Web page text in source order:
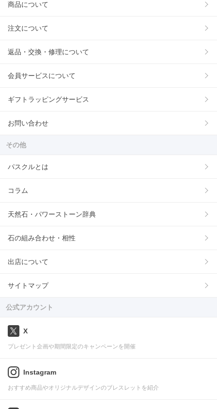
商品について
注文について
返品・交換・修理について
会員サービスについて
ギフトラッピングサービス
お問い合わせ
その他
パスクルとは
コラム
天然石・パワーストーン辞典
石の組み合わせ・相性
出店について
サイトマップ
公式アカウント
X
プレゼント企画や期間限定のキャンペーンを開催
Instagram
おすすめ商品やオリジナルデザインのブレスレットを紹介